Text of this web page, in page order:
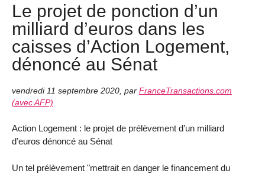
Le projet de ponction d’un
milliard d’euros dans les
caisses d’Action Logement,
dénoncé au Sénat
vendredi 11 septembre 2020 par FranceTransactions.com
(avec AFP)
Action Logement : le projet de prélèvement d’un milliard
d’euros dénoncé au Sénat
Un tel prélèvement "mettrait en danger le financement du